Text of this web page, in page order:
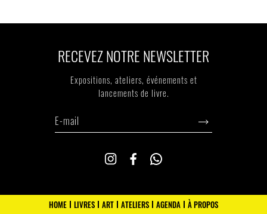
RECEVEZ NOTRE NEWSLETTER
Expositions, ateliers, événements et
lancements de livre.
HOME LIVRES ART ATELIERS AGENDA À PROPOS